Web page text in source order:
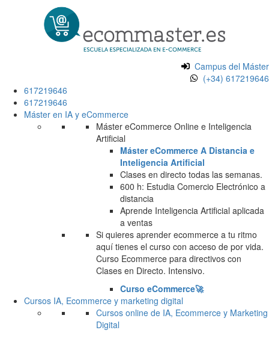
Campus del Máster
(+34) 617219646
617219646
617219646
Máster en IA y eCommerce
Máster eCommerce Online e Inteligencia
Artificial
Máster eCommerce A Distancia e
Inteligencia Artificial
Clases en directo todas las semanas.
600 h: Estudia Comercio Electrónico a
distancia
Aprende Inteligencia Artificial aplicada
a ventas
Si quieres aprender ecommerce a tu ritmo
aquí tienes el curso con acceso de por vida.
Curso Ecommerce para directivos con
Clases en Directo. Intensivo.
Curso eCommerce🚀
Cursos IA, Ecommerce y marketing digital
Cursos online de IA, Ecommerce y Marketing
Digital